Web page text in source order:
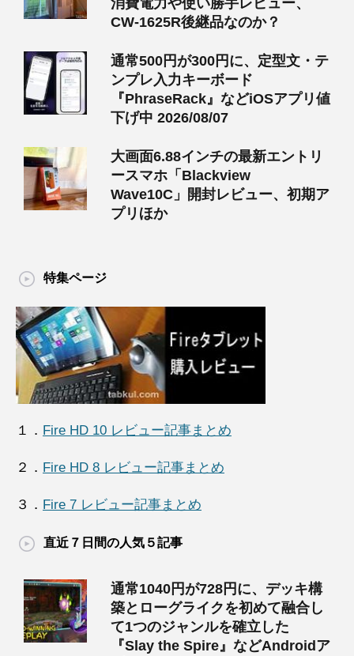
消費電力や使い勝手レビュー、
CW-1625R後継品なのか？
通常500円が300円に、定型文・テ
ンプレ入力キーボード
『PhraseRack』などiOSアプリ値
下げ中 2026/08/07
大画面6.88インチの最新エントリ
ースマホ「Blackview
Wave10C」開封レビュー、初期ア
プリほか
特集ページ
１． Fire HD 10 レビュー記事まとめ
２． Fire HD 8 レビュー記事まとめ
３． Fire 7 レビュー記事まとめ
直近７日間の人気５記事
通常1040円が728円に、デッキ構
築とローグライクを初めて融合し
て1つのジャンルを確立した
『Slay the Spire』などAndroidア